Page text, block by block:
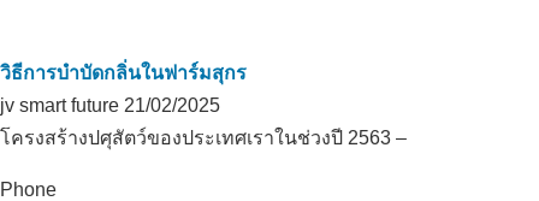
วิธีการบำบัดกลิ่นในฟาร์มสุกร
jv smart future 21/02/2025
โครงสร้างปศุสัตว์ของประเทศเราในช่วงปี 2563 –
Phone